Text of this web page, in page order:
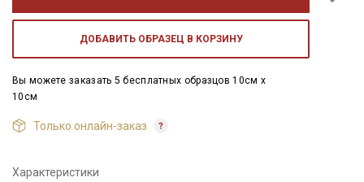
ДОБАВИТЬ ОБРАЗЕЦ В КОРЗИНУ
Вы можете заказать 5 бесплатных образцов 10см x
10см
Только онлайн-заказ
Характеристики